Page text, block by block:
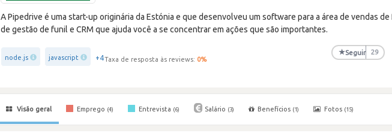
A Pipedrive é uma start-up originária da Estónia e que desenvolveu um software para a área de vendas de
de gestão de funil e CRM que ajuda você a se concentrar em ações que são importantes.
node.js javascript +4Taxa de resposta às reviews: 0%
★Seguir 29
Visão geral Emprego (4) Entrevista (6) Salário (3) Benefícios (1) Fotos (15)